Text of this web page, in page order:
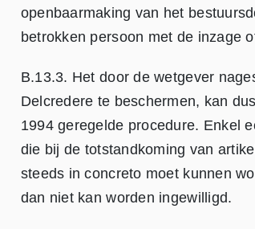
openbaarmaking van het
betrokken persoon met de inzage
B.13.3. Het door de wetgever
Delcredere te beschermen, kan
1994 geregelde procedure. Enkel
die bij de totstandkoming van
steeds in concreto moet kunnen
dan niet kan worden ingewilligd.